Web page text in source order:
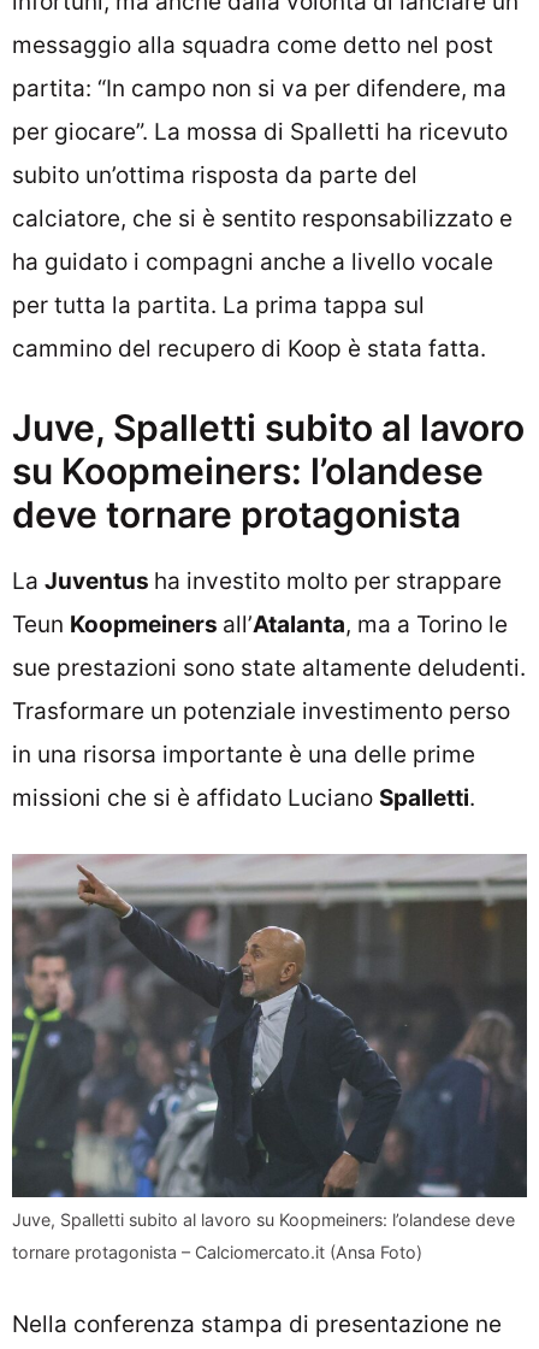
messaggio alla squadra come detto nel post
partita: “In campo non si va per difendere, ma
per giocare”. La mossa di Spalletti ha ricevuto
subito un’ottima risposta da parte del
calciatore, che si è sentito responsabilizzato e
ha guidato i compagni anche a livello vocale
per tutta la partita. La prima tappa sul
cammino del recupero di Koop è stata fatta.
Juve, Spalletti subito al lavoro
su Koopmeiners: l’olandese
deve tornare protagonista
La Juventus ha investito molto per strappare
Teun Koopmeiners all’Atalanta, ma a Torino le
sue prestazioni sono state altamente deludenti.
Trasformare un potenziale investimento perso
in una risorsa importante è una delle prime
missioni che si è affidato Luciano Spalletti.
Juve, Spalletti subito al lavoro su Koopmeiners: l’olandese deve
tornare protagonista – Calciomercato.it (Ansa Foto)
Nella conferenza stampa di presentazione ne